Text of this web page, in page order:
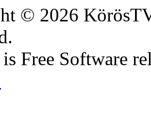
© 2026
is Free Software